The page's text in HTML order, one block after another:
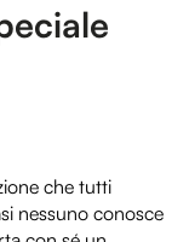
che tutti
nessuno conosce